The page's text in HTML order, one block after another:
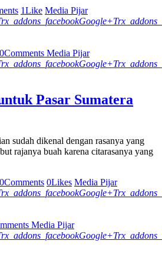
1Like Media Pijar
Google+
0Comments Media Pijar
Google+
Pasar Sumatera
sudah dikenal dengan rasanya yang
rajanya buah karena citarasanya yang
0Comments 0Likes Media Pijar
Google+
Media Pijar
Google+